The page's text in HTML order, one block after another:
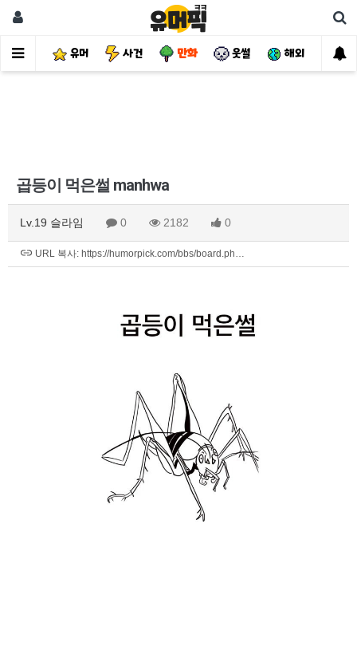
유머 사건 만화 웃썰 해외 핫
곱등이 먹은썰 manhwa
Lv.19 슬라임 0 2182 0
URL 복사: https://humorpick.com/bbs/board.ph…